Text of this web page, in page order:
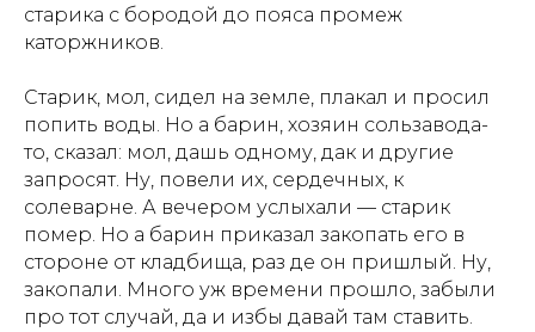
старика с бородой до пояса промеж
каторжников.
Старик, мол, сидел на земле, плакал и просил
попить воды. Но а барин, хозяин сользавода-
то, сказал: мол, дашь одному, дак и другие
запросят. Ну, повели их, сердечных, к
солеварне. А вечером услыхали — старик
помер. Но а барин приказал закопать его в
стороне от кладбища, раз де он пришлый. Ну,
закопали. Много уж времени прошло, забыли
про тот случай, да и избы давай там ставить.